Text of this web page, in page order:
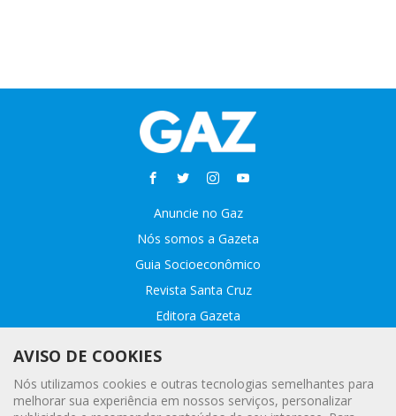
Anuncie no Gaz
Nós somos a Gazeta
Guia Socioeconômico
Revista Santa Cruz
Editora Gazeta
Fale conosco
Webmail
AVISO DE COOKIES
Nós utilizamos cookies e outras tecnologias semelhantes para
melhorar sua experiência em nossos serviços, personalizar